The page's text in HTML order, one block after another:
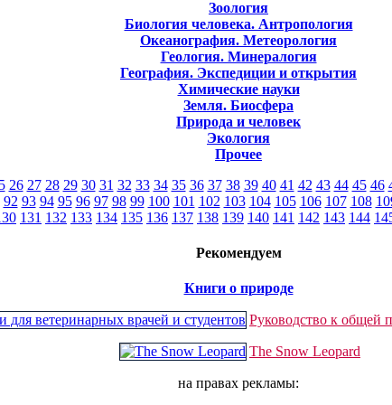
Зоология
Биология человека. Антропология
Океанография. Метеорология
Геология. Минералогия
География. Экспедиции и открытия
Химические науки
Земля. Биосфера
Природа и человек
Экология
Прочее
26 27 28 29 30 31 32 33 34 35 36 37 38 39 40 41 42 43 44 45 46
92 93 94 95 96 97 98 99 100 101 102 103 104 105 106 107 108
131 132 133 134 135 136 137 138 139 140 141 142 143 144
Рекомендуем
Книги о природе
Руководство к общей
The Snow Leopard
на правах рекламы: